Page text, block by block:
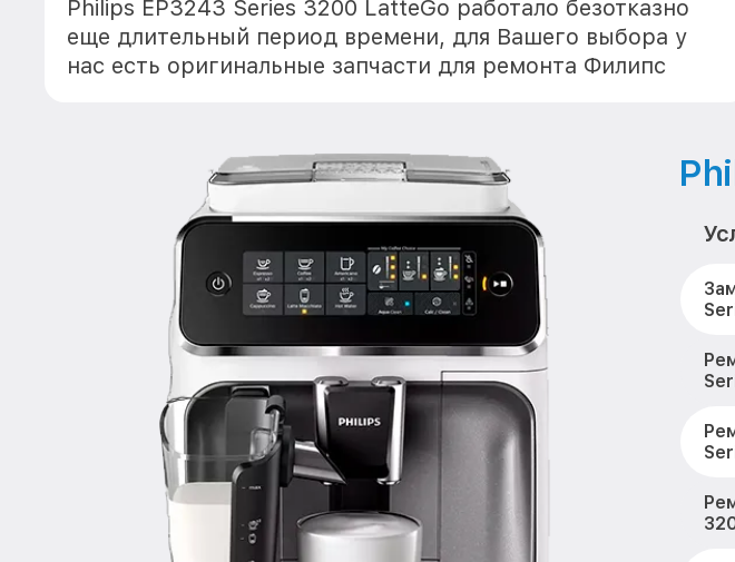
Philips EP3243 Series 3200 LatteGo работало безотказно
еще длительный период времени, для Вашего выбора у
нас есть оригинальные запчасти для ремонта Филипс